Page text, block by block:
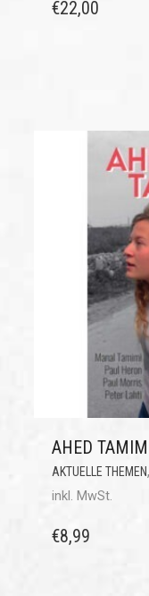
€22,00
AHED
AKTUELLE THEMEN,
inkl. MwSt.
€8,99